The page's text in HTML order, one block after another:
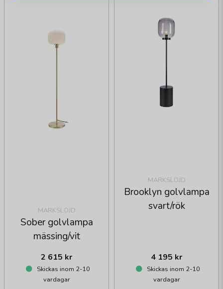
MARKSLÖJD
Sober golvlampa
mässing/vit
2 615 kr
Skickas inom 2-10
vardagar
MARKSLÖJD
Brooklyn golvlampa
svart/rök
4 195 kr
Skickas inom 2-10
vardagar